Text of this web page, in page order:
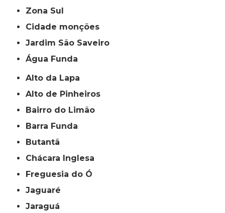
Zona Sul
cidade monções
jardim São Saveiro
Água Funda
Alto da Lapa
Alto de Pinheiros
Bairro do Limão
Barra Funda
Butantã
Chácara Inglesa
Freguesia do Ó
Jaguaré
Jaraguá